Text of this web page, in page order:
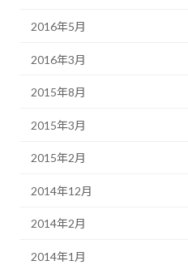
2016年5月
2016年3月
2015年8月
2015年3月
2015年2月
2014年12月
2014年2月
2014年1月